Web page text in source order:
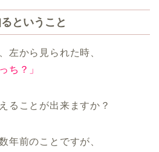
ということ
左から見られた時、
ち？」
ることが出来ますか？
年前のことですが、